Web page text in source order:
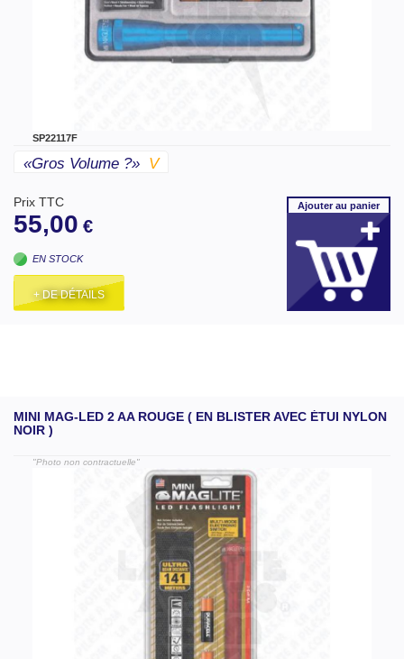
SP22117F
«gros Volume ?» V
Prix TTC
55,00 €
EN STOCK
+ DE DÉTAILS
Ajouterau panier
MINI MAG-LED 2 AA ROUGE ( EN BLISTER AVEC ÉTUI NYLON
NOIR )
"Photo non contractuelle"